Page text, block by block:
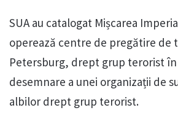
SUA au catalogat Mișcarea
operează centre de pregătire de
Petersburg, drept grup terorist în
desemnare a unei organizații de
albilor drept grup terorist.